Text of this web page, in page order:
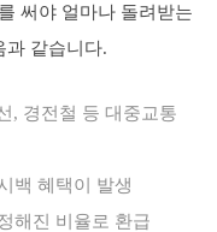
써야 얼마나 돌려받는
과 같습니다.
, 경전철 등 대중교통
백 혜택이 발생
해진 비율로 환급